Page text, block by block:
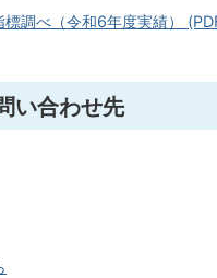
標調べ（令和6年度実績）
い合わせ先